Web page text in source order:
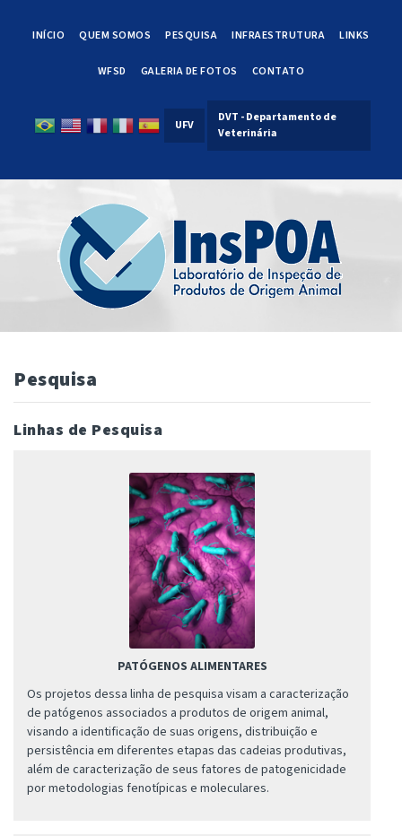
INÍCIO QUEM SOMOS PESQUISA INFRAESTRUTURA LINKS
WFSD GALERIA DE FOTOS CONTATO
UFV
DVT - Departamento de
Veterinária
Pesquisa
Linhas de Pesquisa
PATÓGENOS ALIMENTARES
Os projetos dessa linha de pesquisa visam a caracterização
de patógenos associados a produtos de origem animal,
visando a identificação de suas origens, distribuição e
persistência em diferentes etapas das cadeias produtivas,
além de caracterização de seus fatores de patogenicidade
por metodologias fenotípicas e moleculares.